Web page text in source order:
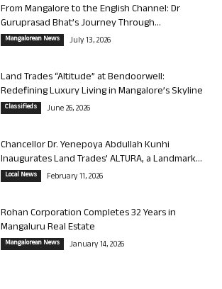
From Mangalore to the English Channel: Dr
Guruprasad Bhat’s Journey Through...
Mangalorean News July 13, 2026
Land Trades “Altitude” at Bendoorwell:
Redefining Luxury Living in Mangalore’s Skyline
Classifieds June 26, 2026
Chancellor Dr. Yenepoya Abdullah Kunhi
Inaugurates Land Trades’ ALTURA, a Landmark...
Local News February 11, 2026
Rohan Corporation Completes 32 Years in
Mangaluru Real Estate
Mangalorean News January 14, 2026